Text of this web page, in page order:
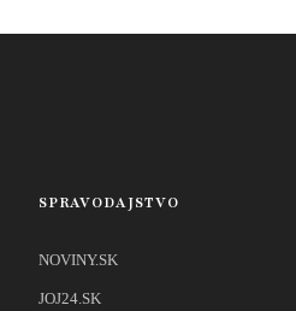
SPRAVODAJSTVO
NOVINY.SK
JOJ24.SK